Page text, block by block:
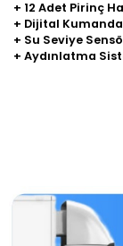
+ 12 Adet Pirinç
+ Dijital
+ Su Seviye
+ Aydınlatma